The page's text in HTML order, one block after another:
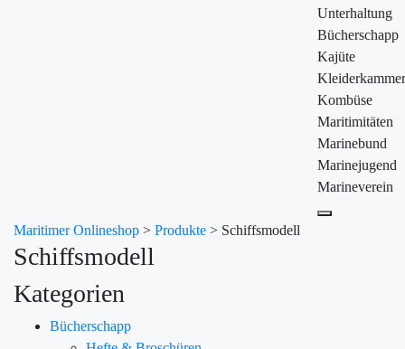
Unterhaltung
Bücherschapp
Kajüte
Kleiderkammer
Kombüse
Maritimitäten
Marinebund
Marinejugend
Marineverein
Maritimer Onlineshop > Produkte > Schiffsmodell
Schiffsmodell
Kategorien
Bücherschapp